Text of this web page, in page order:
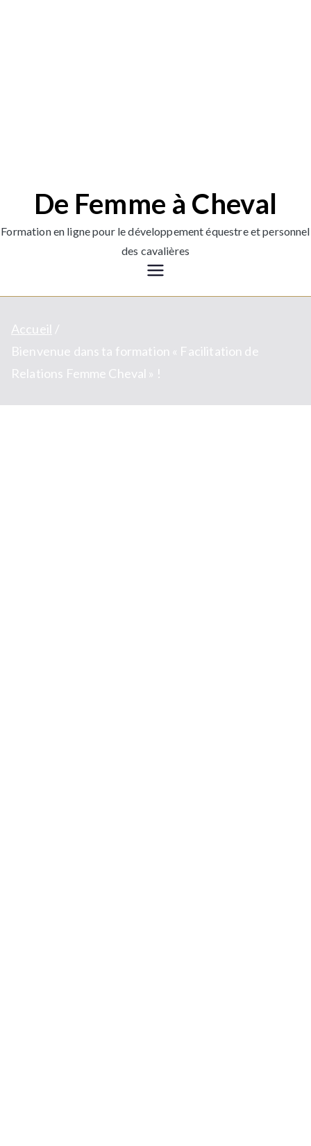
De Femme à Cheval
Formation en ligne pour le développement équestre et personnel
des cavalières
Accueil
Bienvenue dans ta formation « Facilitation de
Relations Femme Cheval » !